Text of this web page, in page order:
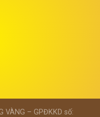
VÀNG – GPĐKKD số: